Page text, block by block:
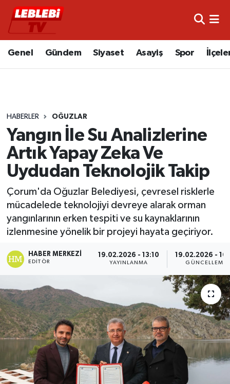
Genel Gündem Siyaset Asayiş Spor
HABERLER OĞUZLAR
Yangın İle Su Analizlerine
Artık Yapay Zeka Ve
Uydudan Teknolojik Takip
Çorum'da Oğuzlar Belediyesi, çevresel risklerle
mücadelede teknolojiyi devreye alarak orman
yangınlarının erken tespiti ve su kaynaklarının
izlenmesine yönelik bir projeyi hayata geçiriyor.
HABER MERKEZI
EDITÖR
19.02.2026 - 13:10
YAYINLANMA
19.02.2026 -
GÜNCELLEME
Hava Durumu
Süper Lig Puan Durumu ve Fikstür
Tüm Manşetler
Son Dakika Haberleri
Haber Arşivi